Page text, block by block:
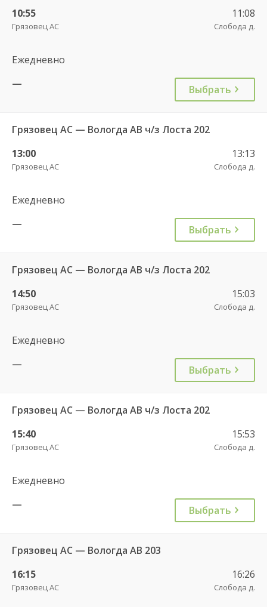
10:55
Грязовец АС
11:08
Слобода д.
Ежедневно
—
Выбрать
Грязовец АС — Вологда АВ ч/з Лоста 202
13:00
Грязовец АС
13:13
Слобода д.
Ежедневно
—
Выбрать
Грязовец АС — Вологда АВ ч/з Лоста 202
14:50
Грязовец АС
15:03
Слобода д.
Ежедневно
—
Выбрать
Грязовец АС — Вологда АВ ч/з Лоста 202
15:40
Грязовец АС
15:53
Слобода д.
Ежедневно
—
Выбрать
Грязовец АС — Вологда АВ 203
16:15
Грязовец АС
16:26
Слобода д.